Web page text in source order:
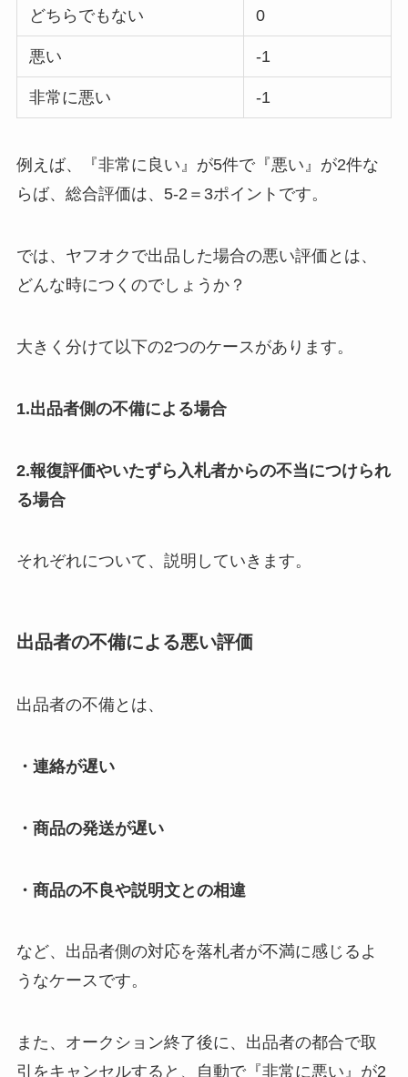
どちらでもない 0
悪い -1
非常に悪い -1
例えば、『非常に良い』が5件で『悪い』が2件な
らば、総合評価は、5-2＝3ポイントです。
では、ヤフオクで出品した場合の悪い評価とは、
どんな時につくのでしょうか？
大きく分けて以下の2つのケースがあります。
1.出品者側の不備による場合
2.報復評価やいたずら入札者からの不当につけられ
る場合
それぞれについて、説明していきます。
出品者の不備による悪い評価
出品者の不備とは、
・連絡が遅い
・商品の発送が遅い
・商品の不良や説明文との相違
など、出品者側の対応を落札者が不満に感じるよ
うなケースです。
また、オークション終了後に、出品者の都合で取
引をキャンセルすると、自動で『非常に悪い』が2